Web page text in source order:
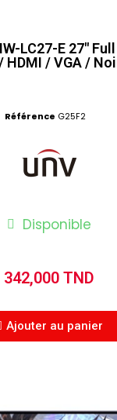
LC27-E 27"
HDMI / VGA /
Référence G25F2
Disponible
342,000 TND
Ajouter au panier